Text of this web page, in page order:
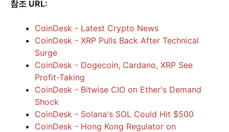
참조 URL:
CoinDesk - Latest Crypto News
CoinDesk - XRP Pulls Back After Technical
Surge
CoinDesk - Dogecoin, Cardano, XRP See
Profit-Taking
CoinDesk - Bitwise CIO on Ether's Demand
Shock
CoinDesk - Solana's SOL Could Hit $500
CoinDesk - Hong Kong Regulator on